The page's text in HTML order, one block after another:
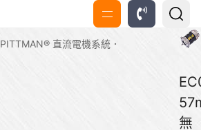
PITTMAN® 直流電機系統
無